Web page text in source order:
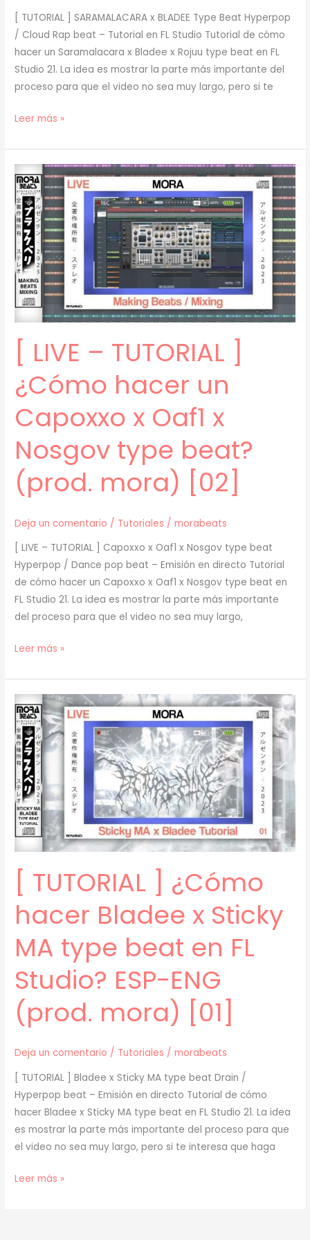
[ TUTORIAL ] SARAMALACARA x BLADEE Type Beat Hyperpop
/ Cloud Rap beat – Tutorial en FL Studio Tutorial de cómo
hacer un Saramalacara x Bladee x Rojuu type beat en FL
Studio 21. La idea es mostrar la parte más importante del
proceso para que el video no sea muy largo, pero si te
[
]
Cómo
hacer
SARAMALACARA
x
BLADEE
Type
BEATS
(prod.
mora)
[03]
Leer más »
[ LIVE – TUTORIAL ]
¿Cómo hacer un
Capoxxo x Oaf1 x
Nosgov type beat?
(prod. mora) [02]
Deja un comentario / Tutoriales /morabeats
[ LIVE – TUTORIAL ] Capoxxo x Oaf1 x Nosgov type beat
Hyperpop / Dance pop beat – Emisión en directo Tutorial
de cómo hacer un Capoxxo x Oaf1 x Nosgov type beat en
FL Studio 21. La idea es mostrar la parte más importante
del proceso para que el video no sea muy largo,
[
–
TUTORIAL
]
¿Cómo
hacer
un
Capoxxo
x
Oaf1
x
Nosgov
type
beat?
(prod.
mora)
[02]
Leer más »
[ TUTORIAL ] ¿Cómo
hacer Bladee x Sticky
MA type beat en FL
Studio? ESP-ENG
(prod. mora) [01]
Deja un comentario / Tutoriales /morabeats
[ TUTORIAL ] Bladee x Sticky MA type beat Drain /
Hyperpop beat – Emisión en directo Tutorial de cómo
hacer Bladee x Sticky MA type beat en FL Studio 21. La idea
es mostrar la parte más importante del proceso para que
el video no sea muy largo, pero si te interesa que haga
[Leer más »